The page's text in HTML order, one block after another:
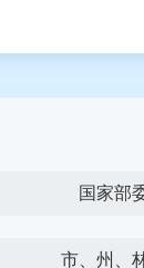
国家部
市、州、